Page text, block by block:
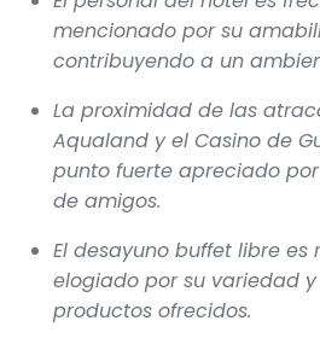
mencionado por su
contribuyendo a un
La proximidad de las
Aqualand y el Casino de
punto fuerte apreciado
de amigos.
El desayuno buffet libre es
elogiado por su variedad
productos ofrecidos.